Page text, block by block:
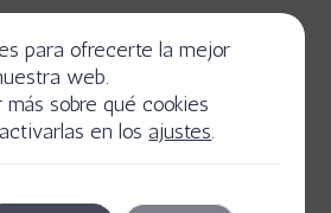
para ofrecerte la mejor
web.
más sobre qué cookies
en losajustes.